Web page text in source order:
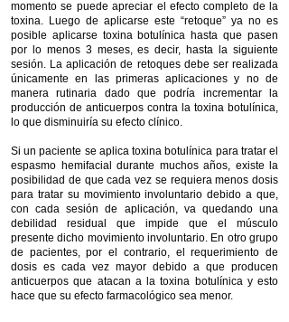
momento se puede apreciar el efecto completo de la
toxina. Luego de aplicarse este “retoque” ya no es
posible aplicarse toxina botulínica hasta que pasen
por lo menos 3 meses, es decir, hasta la siguiente
sesión. La aplicación de retoques debe ser realizada
únicamente en las primeras aplicaciones y no de
manera rutinaria dado que podría incrementar la
producción de anticuerpos contra la toxina botulínica,
lo que disminuiría su efecto clínico.
Si un paciente se aplica toxina botulínica para tratar el
espasmo hemifacial durante muchos años, existe la
posibilidad de que cada vez se requiera menos dosis
para tratar su movimiento involuntario debido a que,
con cada sesión de aplicación, va quedando una
debilidad residual que impide que el músculo
presente dicho movimiento involuntario. En otro grupo
de pacientes, por el contrario, el requerimiento de
dosis es cada vez mayor debido a que producen
anticuerpos que atacan a la toxina botulínica y esto
hace que su efecto farmacológico sea menor.